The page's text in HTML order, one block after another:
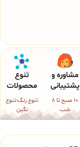
مشاوره و
پشتیبانی
10 صبح تا 8
شب
تنوع
محصولات
تنوع رنگ-تنوع
نگین